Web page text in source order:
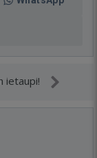
ietaupi!